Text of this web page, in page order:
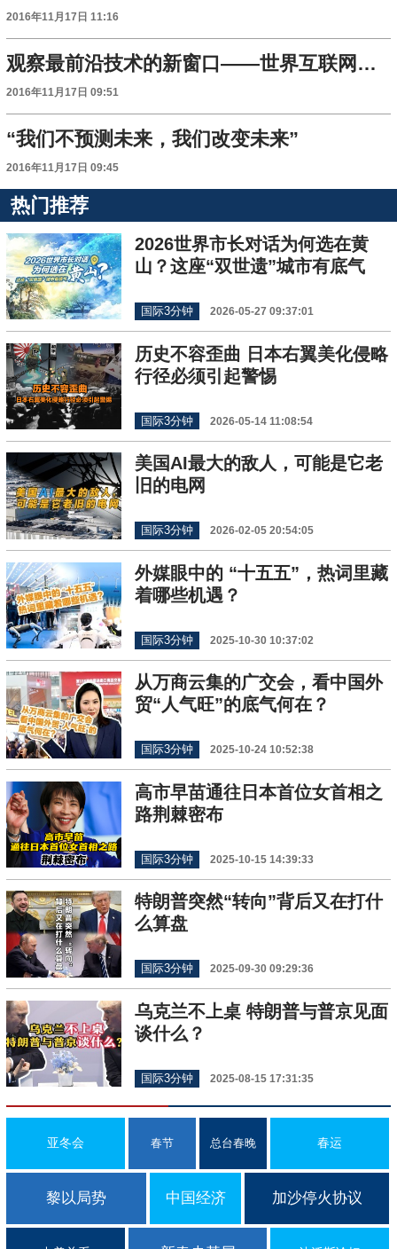
2016年11月17日 11:16
观察最前沿技术的新窗口——世界互联网大会揭秘全球多项最顶尖科技成果
2016年11月17日 09:51
“我们不预测未来，我们改变未来”
2016年11月17日 09:45
热门推荐
2026世界市长对话为何选在黄
山？这座“双世遗”城市有底气
国际3分钟 2026-05-27 09:37:01
历史不容歪曲 日本右翼美化侵略
行径必须引起警惕
国际3分钟 2026-05-14 11:08:54
美国AI最大的敌人，可能是它老
旧的电网
国际3分钟 2026-02-05 20:54:05
外媒眼中的 “十五五”，热词里藏
着哪些机遇？
国际3分钟 2025-10-30 10:37:02
从万商云集的广交会，看中国外
贸“人气旺”的底气何在？
国际3分钟 2025-10-24 10:52:38
高市早苗通往日本首位女首相之
路荆棘密布
国际3分钟 2025-10-15 14:39:33
特朗普突然“转向”背后又在打什
么算盘
国际3分钟 2025-09-30 09:29:36
乌克兰不上桌 特朗普与普京见面
谈什么？
国际3分钟 2025-08-15 17:31:35
亚冬会 春节 总台春晚 春运
黎以局势 中国经济 加沙停火协议